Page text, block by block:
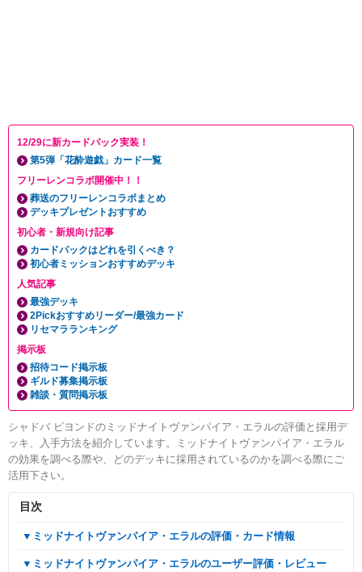
12/29に新カードパック実装！
第5弾「花酔遊戯」カード一覧
フリーレンコラボ開催中！！
葬送のフリーレンコラボまとめ
デッキプレゼントおすすめ
初心者・新規向け記事
カードパックはどれを引くべき？
初心者ミッションおすすめデッキ
人気記事
最強デッキ
2Pickおすすめリーダー/最強カード
リセマラランキング
掲示板
招待コード掲示板
ギルド募集掲示板
雑談・質問掲示板
シャドバ ビヨンドのミッドナイトヴァンパイア・エラルの評価と採用デ
ッキ、入手方法を紹介しています。ミッドナイトヴァンパイア・エラル
の効果を調べる際や、どのデッキに採用されているのかを調べる際にご
活用下さい。
目次
▼ミッドナイトヴァンパイア・エラルの評価・カード情報
▼ミッドナイトヴァンパイア・エラルのユーザー評価・レビュー